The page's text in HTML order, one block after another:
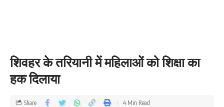
शिवहर के तरियानी में महिलाओं को शिक्षा का
हक दिलाया
Share 4 Min Read